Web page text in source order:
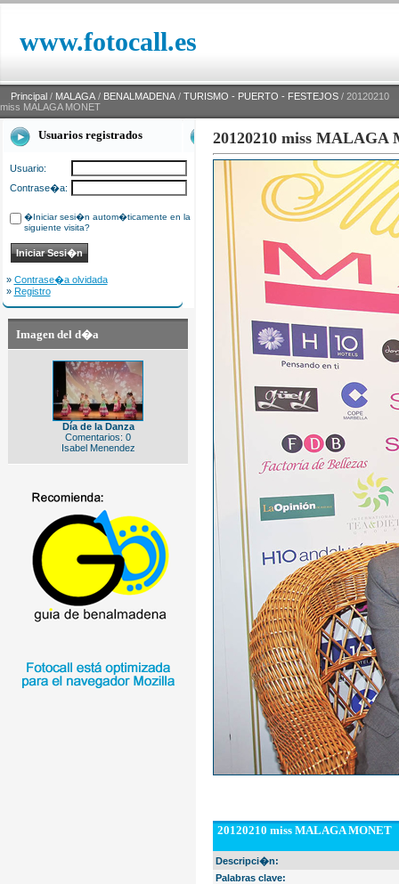
www.fotocall.es
Principal / MALAGA / BENALMADENA / TURISMO - PUERTO - FESTEJOS / 20120210
miss MALAGA MONET
Usuarios registrados
Usuario:
Contrase�a:
�Iniciar sesi�n autom�ticamente en la
siguiente visita?
» Contrase�a olvidada
» Registro
Imagen del d�a
Día de la Danza
Comentarios: 0
Isabel Menendez
20120210 miss MALAGA
20120210 miss MALAGA MONET
Descripci�n:
Palabras clave: